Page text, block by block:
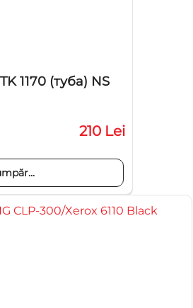
1170 (туба) NS
210 Lei